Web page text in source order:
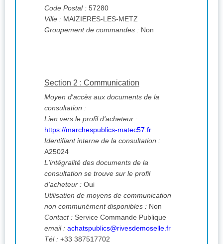
Code Postal : 57280
Ville : MAIZIERES-LES-METZ
Groupement de commandes : Non
Section 2 : Communication
Moyen d'accès aux documents de la
consultation :
Lien vers le profil d'acheteur :
https://marchespublics-matec57.fr
Identifiant interne de la consultation :
A25024
L'intégralité des documents de la
consultation se trouve sur le profil
d'acheteur : Oui
Utilisation de moyens de communication
non communément disponibles : Non
Contact : Service Commande Publique
email : achatspublics@rivesdemoselle.fr
Tél : +33 387517702